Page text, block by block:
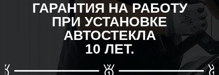
ГАРАНТИЯ НА РАБОТУ
ПРИ УСТАНОВКЕ
АВТОСТЕКЛА
10 ЛЕТ.